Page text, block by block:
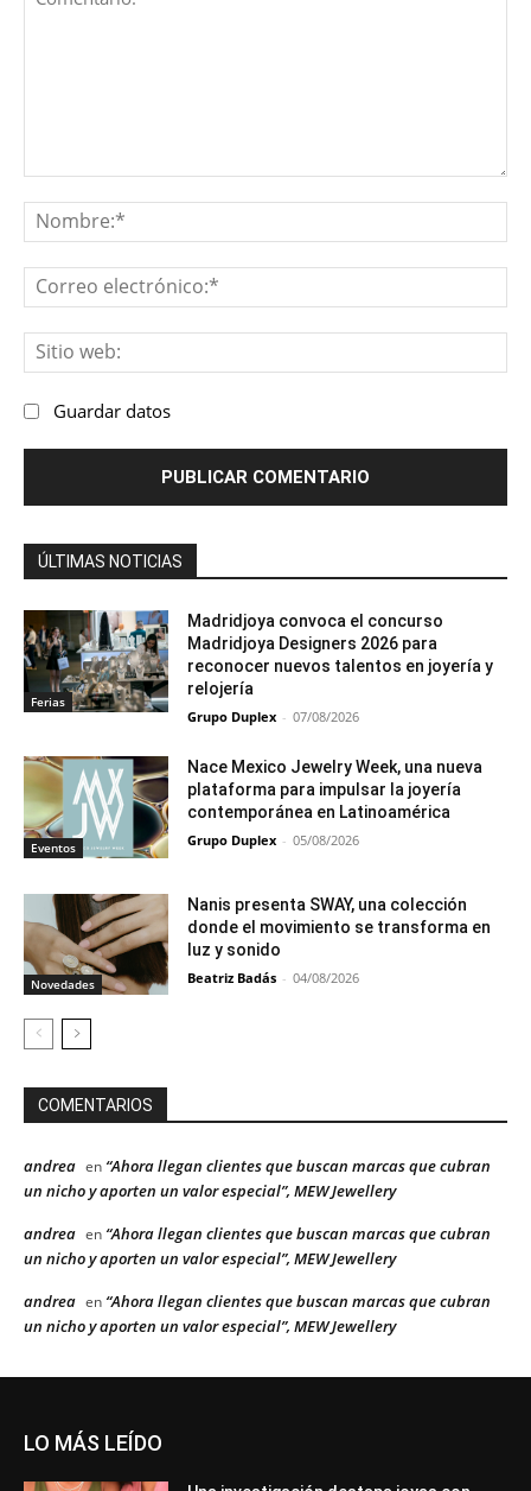
Guardar datos
ÚLTIMAS NOTICIAS
Ferias
Madridjoya convoca el concurso
Madridjoya Designers 2026 para
reconocer nuevos talentos en joyería y
relojería
Grupo Duplex - 07/08/2026
Eventos
Nace Mexico Jewelry Week, una nueva
plataforma para impulsar la joyería
contemporánea en Latinoamérica
Grupo Duplex - 05/08/2026
Novedades
Nanis presenta SWAY, una colección
donde el movimiento se transforma en
luz y sonido
Beatriz Badás - 04/08/2026
COMENTARIOS
andrea en “Ahora llegan clientes que buscan marcas que cubran
un nicho y aporten un valor especial”, MEW Jewellery
andrea en “Ahora llegan clientes que buscan marcas que cubran
un nicho y aporten un valor especial”, MEW Jewellery
andrea en “Ahora llegan clientes que buscan marcas que cubran
un nicho y aporten un valor especial”, MEW Jewellery
LO MÁS LEÍDO